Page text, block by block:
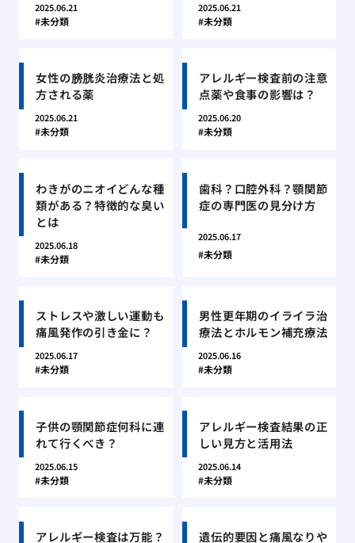
2025.06.21
未分類
2025.06.21
未分類
女性の膀胱炎治療法と処
方される薬
2025.06.21
未分類
アレルギー検査前の注意
点薬や食事の影響は？
2025.06.20
未分類
わきがのニオイどんな種
類がある？特徴的な臭い
とは
2025.06.18
未分類
歯科？口腔外科？顎関節
症の専門医の見分け方
2025.06.17
未分類
ストレスや激しい運動も
痛風発作の引き金に？
2025.06.17
未分類
男性更年期のイライラ治
療法とホルモン補充療法
2025.06.16
未分類
子供の顎関節症何科に連
れて行くべき？
2025.06.15
未分類
アレルギー検査結果の正
しい見方と活用法
2025.06.14
未分類
アレルギー検査は万能？ 遺伝的要因と痛風なりや